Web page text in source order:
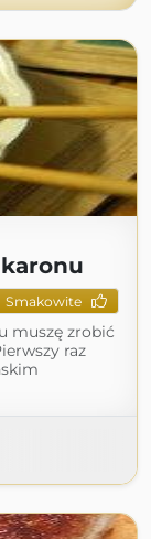
Smakowite
muszę zrobić
raz